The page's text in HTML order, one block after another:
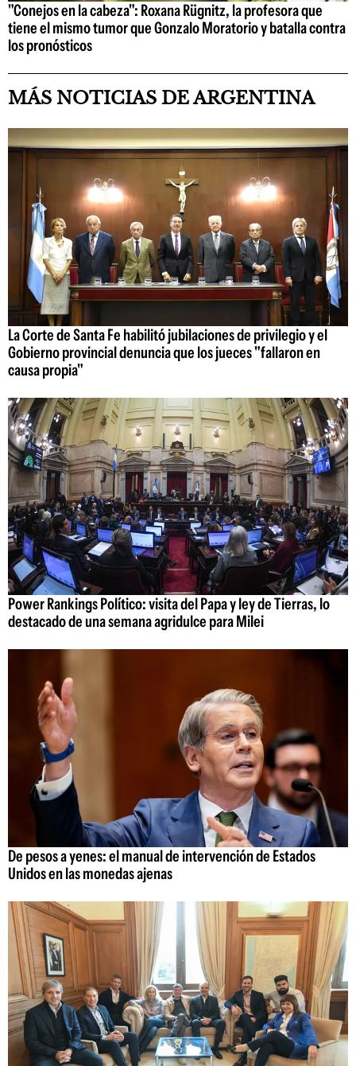
"Conejos en la cabeza": Roxana Rügnitz, la profesora que
tiene el mismo tumor que Gonzalo Moratorio y batalla contra
los pronósticos
MÁS NOTICIAS DE ARGENTINA
La Corte de Santa Fe habilitó jubilaciones de privilegio y el
Gobierno provincial denuncia que los jueces "fallaron en
causa propia"
Power Rankings Político: visita del Papa y ley de Tierras, lo
destacado de una semana agridulce para Milei
De pesos a yenes: el manual de intervención de Estados
Unidos en las monedas ajenas